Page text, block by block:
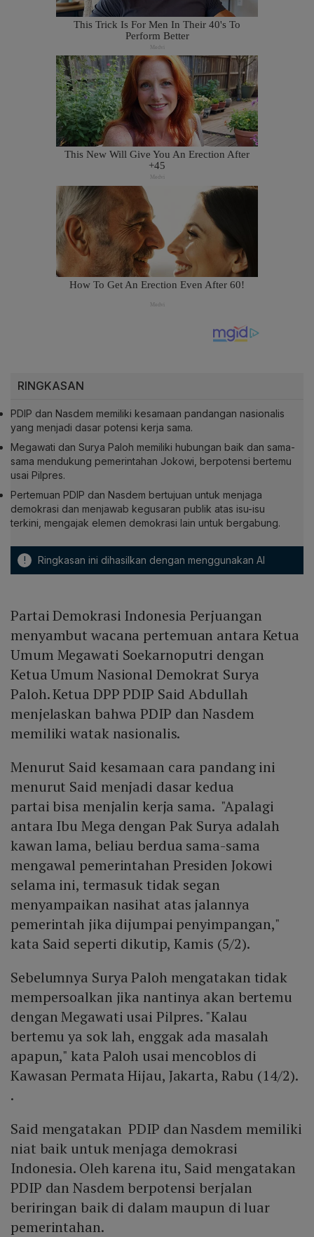
RINGKASAN
PDIP dan Nasdem memiliki kesamaan pandangan nasionalis
yang menjadi dasar potensi kerja sama.
Megawati dan Surya Paloh memiliki hubungan baik dan sama-
sama mendukung pemerintahan Jokowi, berpotensi bertemu
usai Pilpres.
Pertemuan PDIP dan Nasdem bertujuan untuk menjaga
demokrasi dan menjawab kegusaran publik atas isu-isu
terkini, mengajak elemen demokrasi lain untuk bergabung.
! Ringkasan ini dihasilkan dengan menggunakan AI
Partai Demokrasi Indonesia Perjuangan
menyambut wacana pertemuan antara Ketua
Umum Megawati Soekarnoputri dengan
Ketua Umum Nasional Demokrat Surya
Paloh. Ketua DPP PDIP Said Abdullah
menjelaskan bahwa PDIP dan Nasdem
memiliki watak nasionalis.
Menurut Said kesamaan cara pandang ini
menurut Said menjadi dasar kedua
partai bisa menjalin kerja sama. "Apalagi
antara Ibu Mega dengan Pak Surya adalah
kawan lama, beliau berdua sama-sama
mengawal pemerintahan Presiden Jokowi
selama ini, termasuk tidak segan
menyampaikan nasihat atas jalannya
pemerintah jika dijumpai penyimpangan,"
kata Said seperti dikutip, Kamis (5/2).
Sebelumnya Surya Paloh mengatakan tidak
mempersoalkan jika nantinya akan bertemu
dengan Megawati usai Pilpres. "Kalau
bertemu ya sok lah, enggak ada masalah
apapun," kata Paloh usai mencoblos di
Kawasan Permata Hijau, Jakarta, Rabu (14/2).
.
Said mengatakan PDIP dan Nasdem memiliki
niat baik untuk menjaga demokrasi
Indonesia. Oleh karena itu, Said mengatakan
PDIP dan Nasdem berpotensi berjalan
beriringan baik di dalam maupun di luar
pemerintahan.